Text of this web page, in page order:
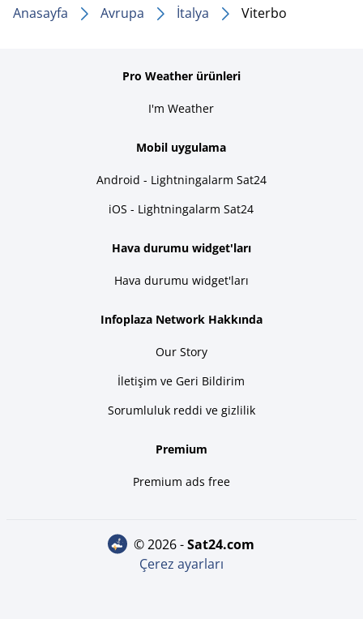
Anasayfa Avrupa İtalya Viterbo
Pro Weather ürünleri
I'm Weather
Mobil uygulama
Android - Lightningalarm Sat24
iOS - Lightningalarm Sat24
Hava durumu widget'ları
Hava durumu widget'ları
Infoplaza Network Hakkında
Our Story
İletişim ve Geri Bildirim
Sorumluluk reddi ve gizlilik
Premium
Premium ads free
© 2026 - sat24.com
Çerez ayarları